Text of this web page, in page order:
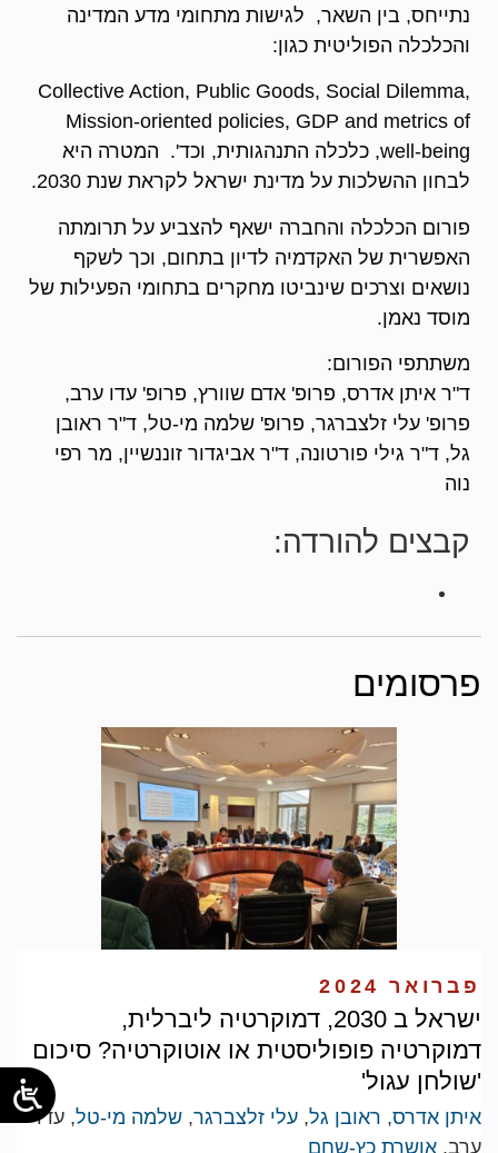
נתייחס, בין השאר, לגישות מתחומי מדע המדינה
והכלכלה הפוליטית כגון:
Collective Action, Public Goods, Social Dilemma,
Mission-oriented policies, GDP and metrics of
well-being, כלכלה התנהגותית, וכד'. המטרה היא
לבחון ההשלכות על מדינת ישראל לקראת שנת 2030.
פורום הכלכלה והחברה ישאף להצביע על תרומתה
האפשרית של האקדמיה לדיון בתחום, וכך לשקף
נושאים וצרכים שינביטו מחקרים בתחומי הפעילות של
מוסד נאמן.
משתתפי הפורום:
ד"ר איתן אדרס, פרופ' אדם שוורץ, פרופ' עדו ערב,
פרופ' עלי זלצברגר, פרופ' שלמה מי-טל, ד"ר ראובן
גל, ד"ר גילי פורטונה, ד"ר אביגדור זוננשיין, מר רפי
נוה
קבצים להורדה:
פרסומים
פברואר 2024
ישראל ב 2030, דמוקרטיה ליברלית,
דמוקרטיה פופוליסטית או אוטוקרטיה? סיכום
'שולחן עגול'
איתן אדרס, ראובן גל, עלי זלצברגר, שלמה מי-טל, עדו
ערב, אושרת כץ-שחם